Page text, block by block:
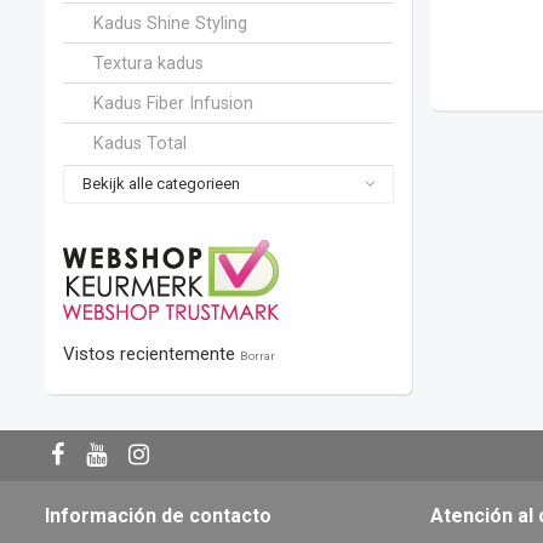
Kadus Shine Styling
Textura kadus
Kadus Fiber Infusion
Kadus Total
Bekijk alle categorieen
Vistos recientemente Borrar
Información de contacto Atención al